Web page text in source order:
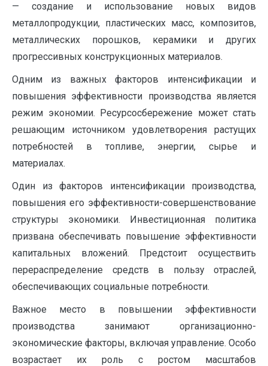
— создание и использование новых видов
металлопродукции, пластических масс, композитов,
металлических порошков, керамики и других
прогрессивных конструкционных материалов.
Одним из важных факторов интенсификации и
повышения эффективности производства является
режим экономии. Ресурсосбережение может стать
решающим источником удовлетворения растущих
потребностей в топливе, энергии, сырье и
материалах.
Один из факторов интенсификации производства,
повышения его эффективности-совершенствование
структуры экономики. Инвестиционная политика
призвана обеспечивать повышение эффективности
капитальных вложений. Предстоит осуществить
перераспределение средств в пользу отраслей,
обеспечивающих социальные потребности.
Важное место в повышении эффективности
производства занимают организационно-
экономические факторы, включая управление. Особо
возрастает их роль с ростом масштабов